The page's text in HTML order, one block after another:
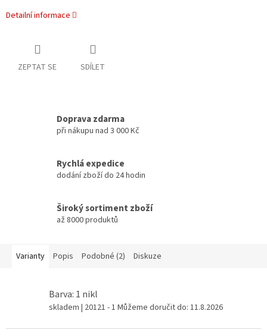
Detailní informace
ZEPTAT SE SDÍLET
Doprava zdarma
při nákupu nad 3 000 Kč
Rychlá expedice
dodání zboží do 24 hodin
Široký sortiment zboží
až 8000 produktů
Varianty Popis Podobné (2) Diskuze
Barva: 1 nikl
skladem | 20121 - 1 Můžeme doručit do: 11.8.2026